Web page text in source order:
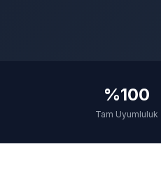
%100
Tam Uyumluluk